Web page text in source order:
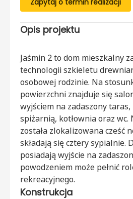
Opis projektu
Jaśmin 2 to dom mieszkalny
technologii szkieletu
osobowej rodzinie. Na
powierzchni znajduje się
wyjściem na zadaszony
spiżarnią, kotłownia oraz wc.
została zlokalizowana cześć
składają się cztery sypialnie.
posiadają wyjście na
powodzeniem może pełnić
rekreacyjnego.
Konstrukcja